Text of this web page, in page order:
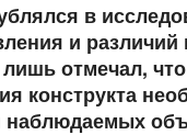
в
и различий
отмечал,
конструкта